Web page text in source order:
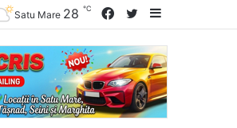
Twitter
Facebook
Satu Mare 28 ℃